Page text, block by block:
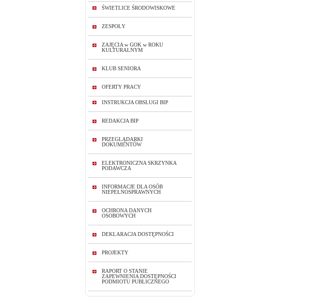
ŚWIETLICE ŚRODOWISKOWE
ZESPOŁY
ZAJĘCIA w GOK w ROKU
KULTURALNYM
KLUB SENIORA
OFERTY PRACY
INSTRUKCJA OBSŁUGI BIP
REDAKCJA BIP
PRZEGLĄDARKI
DOKUMENTÓW
ELEKTRONICZNA SKRZYNKA
PODAWCZA
INFORMACJE DLA OSÓB
NIEPEŁNOSPRAWNYCH
OCHRONA DANYCH
OSOBOWYCH
DEKLARACJA DOSTĘPNOŚCI
PROJEKTY
RAPORT O STANIE
ZAPEWNIENIA DOSTĘPNOŚCI
PODMIOTU PUBLICZNEGO